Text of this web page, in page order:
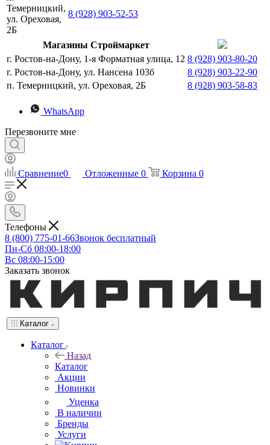
Темерницкий,
ул. Ореховая,
2Б
8 (928) 903-52-53
Магазины Строймаркет
г. Ростов-на-Дону, 1-я Форматная улица, 12 8 (928) 903-80-20
г. Ростов-на-Дону, ул. Нансена 103б
8 (928) 903-22-90
п. Темерницкий, ул. Ореховая, 2Б
8 (928) 903-58-83
WhatsApp
Перезвоните мне
Сравнение0 Отложенные 0 Корзина 0
Телефоны
8 (800) 775-01-66Звонок бесплатный
Пн-Сб 08:00-18:00
Вс 08:00-15:00
Заказать звонок
Каталог
Каталог
Назад
Каталог
Акции
Новинки
Уценка
В наличии
Бренды
Услуги